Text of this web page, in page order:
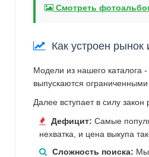
Смотреть
Как устроен
Модели из нашего каталога
выпускаются
Далее вступает в силу закон
Дефицит: Самые
нехватка, и цена выкупа
Сложность поиска: Мы